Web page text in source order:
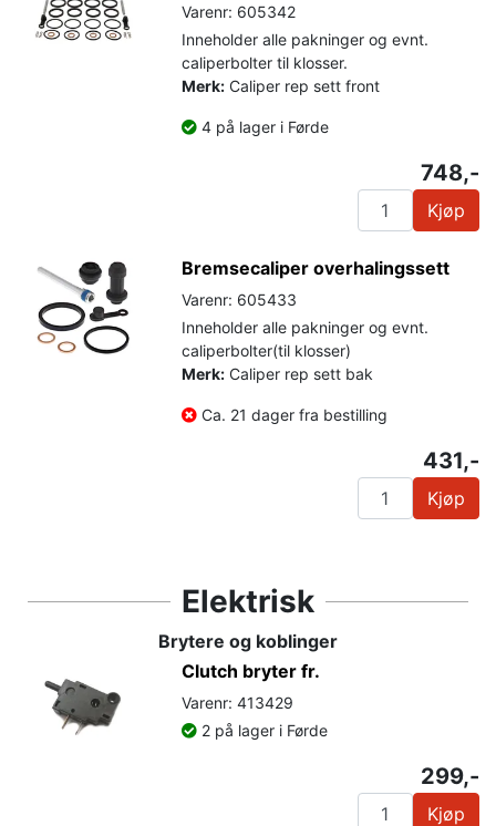
Varenr: 605342
Inneholder alle pakninger og evnt.
caliperbolter til klosser.
Merk: Caliper rep sett front
4 på lager i Førde
748,-
Kjøp
Bremsecaliper overhalingssett
Varenr: 605433
Inneholder alle pakninger og evnt.
caliperbolter(til klosser)
Merk: Caliper rep sett bak
Ca. 21 dager fra bestilling
431,-
Kjøp
Elektrisk
Brytere og koblinger
Clutch bryter fr.
Varenr: 413429
2 på lager i Førde
299,-
Kjøp